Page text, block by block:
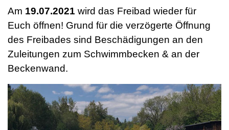
Am 19.07.2021 wird das Freibad wieder für
Euch öffnen! Grund für die verzögerte Öffnung
des Freibades sind Beschädigungen an den
Zuleitungen zum Schwimmbecken & an der
Beckenwand.